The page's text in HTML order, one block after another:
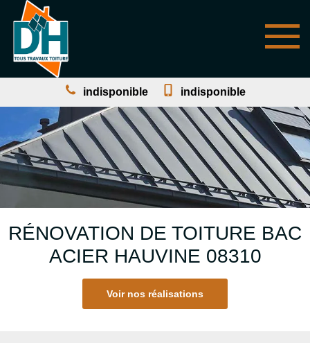
indisponible indisponible
RÉNOVATION DE TOITURE BAC
ACIER HAUVINE 08310
Voir nos réalisations